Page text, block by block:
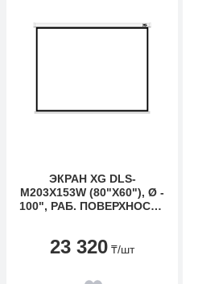
ЭКРАН XG DLS-
M203X153W (80"Х60"), Ø -
100", РАБ. ПОВЕРХНОСТЬ
23 320 ₸/шт